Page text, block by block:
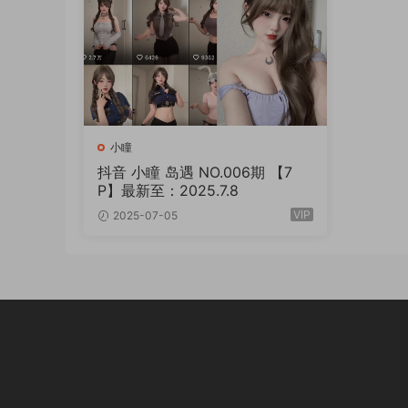
小瞳
抖音 小瞳 岛遇 NO.006期 【7
P】最新至：2025.7.8
2025-07-05 VIP